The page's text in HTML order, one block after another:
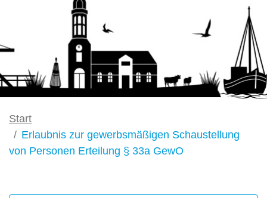
Start
Erlaubnis zur gewerbsmäßigen Schaustellung
von Personen Erteilung § 33a GewO